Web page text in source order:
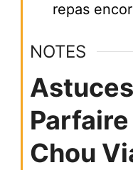
repas
NOTES
Chou